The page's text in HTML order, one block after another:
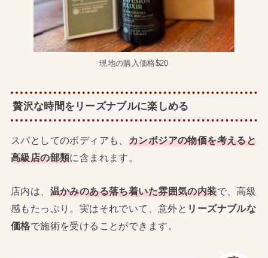
現地の購入価格$20
贅沢な時間をリーズナブルに楽しめる
スパとしてのボディアも、 カンボジアの物価を考えると
高級店の部類に含まれます。
店内は、 温かみのある落ち着いた雰囲気の内装で、高級
感もたっぷり。実はそれでいて、意外と リーズナブルな
価格で施術を受けることができます。